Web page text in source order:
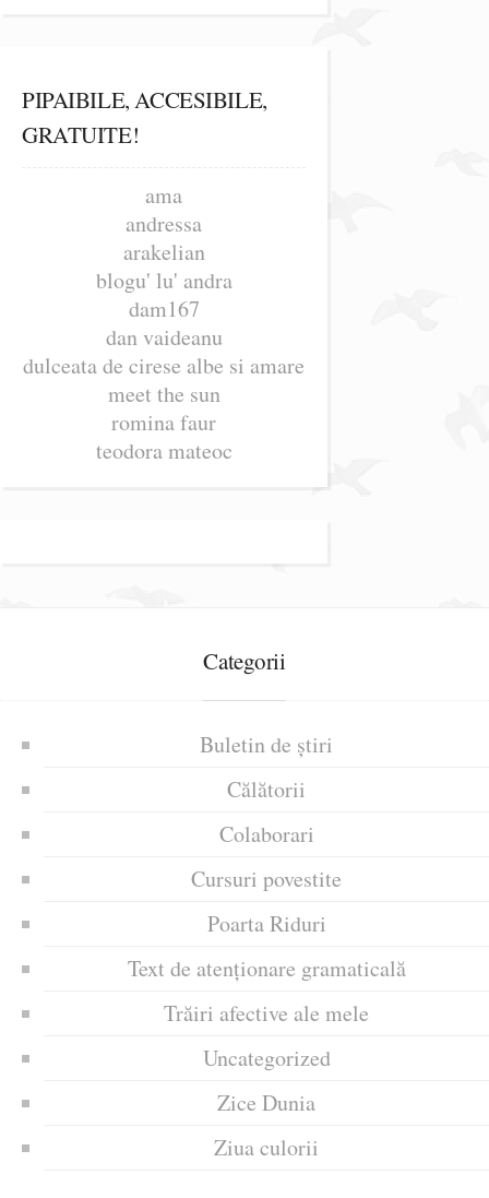
PIPAIBILE, ACCESIBILE,
GRATUITE!
ama
andressa
arakelian
blogu' lu' andra
dam167
dan vaideanu
dulceata de cirese albe si amare
meet the sun
romina faur
teodora mateoc
Categorii
Buletin de știri
Călătorii
Colaborari
Cursuri povestite
Poarta Riduri
Text de atenționare gramaticală
Trăiri afective ale mele
Uncategorized
Zice Dunia
Ziua culorii